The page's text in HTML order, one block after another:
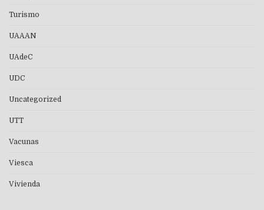
Turismo
UAAAN
UAdeC
UDC
Uncategorized
UTT
Vacunas
Viesca
Vivienda